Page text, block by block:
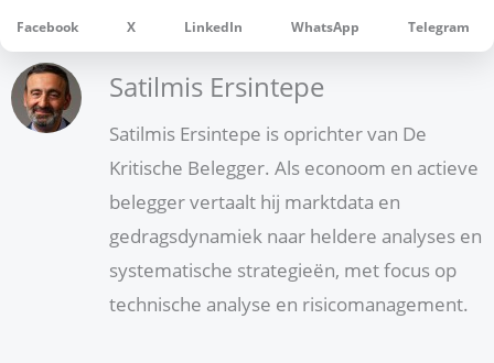
Facebook X LinkedIn WhatsApp Telegram
Satilmis Ersintepe
Satilmis Ersintepe is oprichter van De
Kritische Belegger. Als econoom en actieve
belegger vertaalt hij marktdata en
gedragsdynamiek naar heldere analyses en
systematische strategieën, met focus op
technische analyse en risicomanagement.